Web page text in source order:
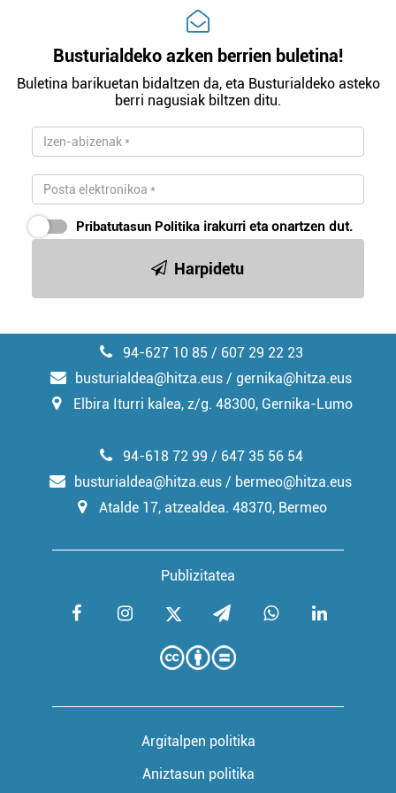
Busturialdeko azken berrien buletina!
Buletina barikuetan bidaltzen da, eta Busturialdeko asteko
berri nagusiak biltzen ditu.
Pribatutasun Politika irakurri eta onartzen dut.
Harpidetu
94-627 10 85 / 607 29 22 23
busturialdea@hitza.eus / gernika@hitza.eus
Elbira Iturri kalea, z/g. 48300, Gernika-Lumo
Publizitatea
94-618 72 99 / 647 35 56 54
busturialdea@hitza.eus / bermeo@hitza.eus
Atalde 17, atzealdea. 48370, Bermeo
Argitalpen politika
Aniztasun politika